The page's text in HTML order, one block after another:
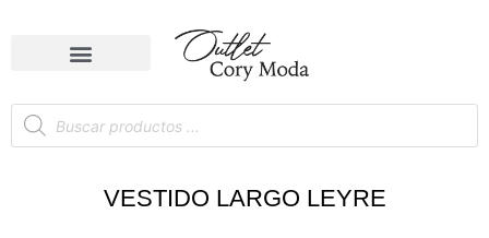
VESTIDO LARGO LEYRE